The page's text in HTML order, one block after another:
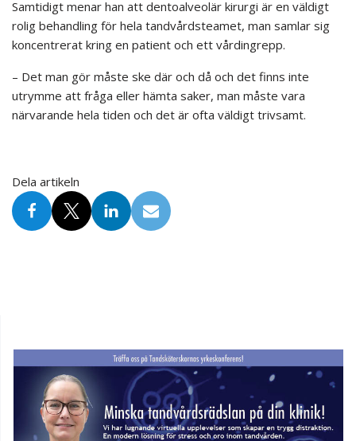
Samtidigt menar han att dentoalveolär kirurgi är en väldigt
rolig behandling för hela tandvårdsteamet, man samlar sig
koncentrerat kring en patient och ett vårdingrepp.
– Det man gör måste ske där och då och det finns inte
utrymme att fråga eller hämta saker, man måste vara
närvarande hela tiden och det är ofta väldigt trivsamt.
Dela artikeln